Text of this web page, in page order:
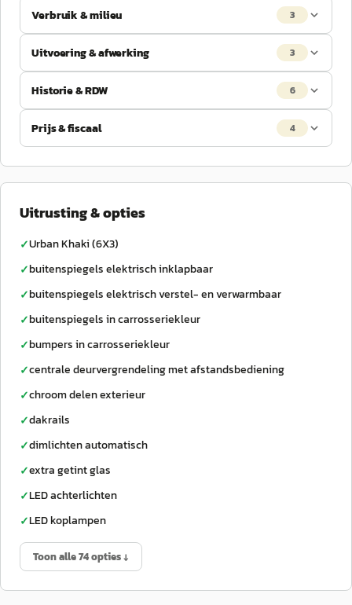
Verbruik & milieu 3
Uitvoering & afwerking 3
Historie & RDW 6
Prijs & fiscaal 4
Uitrusting & opties
✓Urban Khaki (6X3)
✓buitenspiegels elektrisch inklapbaar
✓buitenspiegels elektrisch verstel- en verwarmbaar
✓buitenspiegels in carrosseriekleur
✓bumpers in carrosseriekleur
✓centrale deurvergrendeling met afstandsbediening
✓chroom delen exterieur
✓dakrails
✓dimlichten automatisch
✓extra getint glas
✓LED achterlichten
✓LED koplampen
Toon alle 74 opties ↓